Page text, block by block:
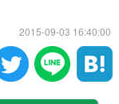
2015-09-03 16:40:00